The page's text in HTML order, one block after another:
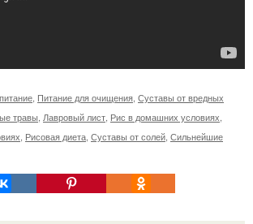
Питание для очищения Суставы от вредных
травы Лавровый лист Рис в домашних условиях
Рисовая диета Суставы от солей Сильнейшие